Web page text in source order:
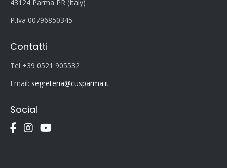
43124 Parma PR (Italy)
P.Iva 00796850345
Contatti
Tel +39 0521 905532
Email: segreteria@cusparma.it
Social